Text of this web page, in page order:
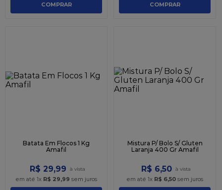
COMPRAR COMPRAR
Batata Em Flocos 1 Kg
Amafil
R$ 29,99
em até 1x R$ 29,99 sem juros
Mistura P/ Bolo S/ Gluten
Laranja 400 Gr Amafil
R$ 6,50
em até 1x R$ 6,50 sem juros